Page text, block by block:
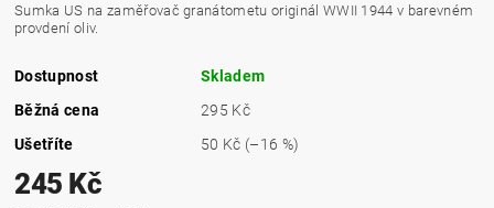
Sumka US na zaměřovač granátometu originál WWII 1944 v barevném
provdení oliv.
Dostupnost
Skladem
Běžná cena
295 Kč
Ušetříte
50 Kč (–16 %)
245 Kč